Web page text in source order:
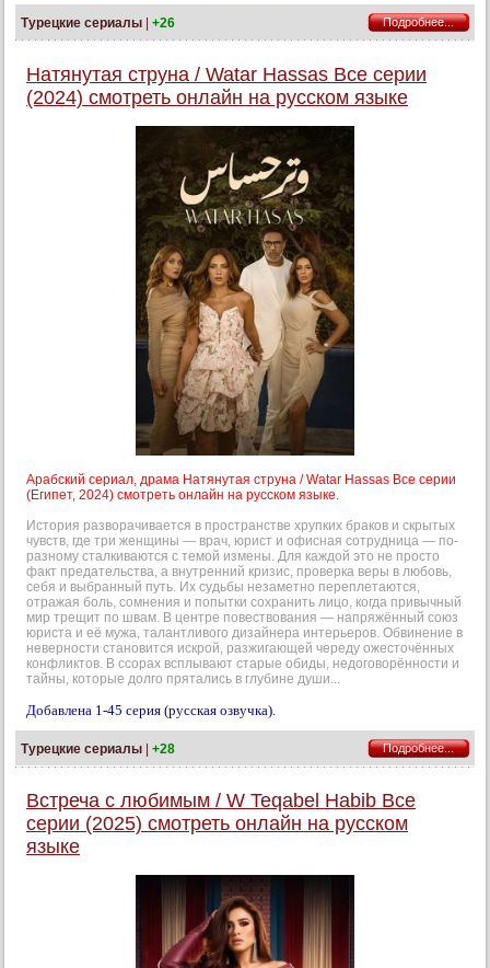
Турецкие сериалы +26 Подробнее...
Натянутая струна / Watar Hassas Все серии
(2024) смотреть онлайн на русском языке
Арабский сериал, драма Натянутая струна / Watar Hassas Все серии
(Египет, 2024) смотреть онлайн на русском языке.
История разворачивается в пространстве хрупких браков и скрытых
чувств, где три женщины — врач, юрист и офисная сотрудница — по-
разному сталкиваются с темой измены. Для каждой это не просто
факт предательства, а внутренний кризис, проверка веры в любовь,
себя и выбранный путь. Их судьбы незаметно переплетаются,
отражая боль, сомнения и попытки сохранить лицо, когда привычный
мир трещит по швам. В центре повествования — напряжённый союз
юриста и её мужа, талантливого дизайнера интерьеров. Обвинение в
неверности становится искрой, разжигающей череду ожесточённых
конфликтов. В ссорах всплывают старые обиды, недоговорённости и
тайны, которые долго прятались в глубине души...
Добавлена 1-45 серия (русская озвучка).
Турецкие сериалы | +28 Подробнее...
Встреча с любимым / W Teqabel Habib Все
серии (2025) смотреть онлайн на русском
языке